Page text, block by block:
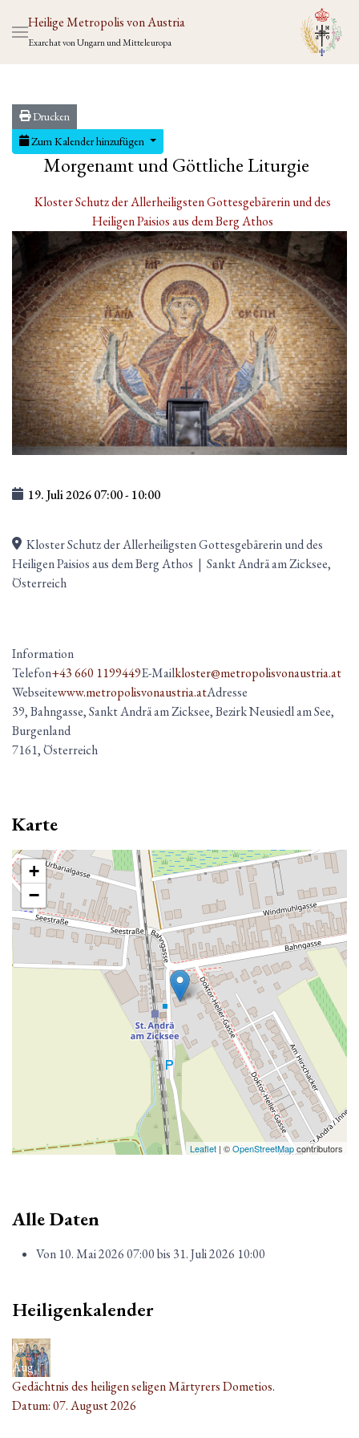
Heilige Metropolis von Austria
Exarchat von Ungarn und Mitteleuropa
Drucken
Zum Kalender hinzufügen
Morgenamt und Göttliche Liturgie
Kloster Schutz der Allerheiligsten Gottesgebärerin und des
Heiligen Paisios aus dem Berg Athos
19. Juli 202607:00- 10:00
Kloster Schutz der Allerheiligsten Gottesgebärerin und des
Heiligen Paisios aus dem Berg Athos | Sankt Andrä am Zicksee,
Österreich
Information
Telefon+43 660 1199449E-Mailkloster@metropolisvonaustria.at
Webseitewww.metropolisvonaustria.atAdresse
39, Bahngasse, Sankt Andrä am Zicksee, Bezirk Neusiedl am See,
Burgenland
7161, Österreich
Karte
+
−
Leaflet | ©OpenStreetMapcontributors
Alle Daten
Von 10. Mai 202607:00bis 31. Juli 2026 10:00
Heiligenkalender
07
Aug.
Gedächtnis des heiligen seligen Märtyrers Dometios.
Datum:07. August 2026